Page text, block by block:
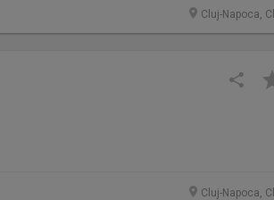
Cluj-Napoca,
Cluj-Napoca,